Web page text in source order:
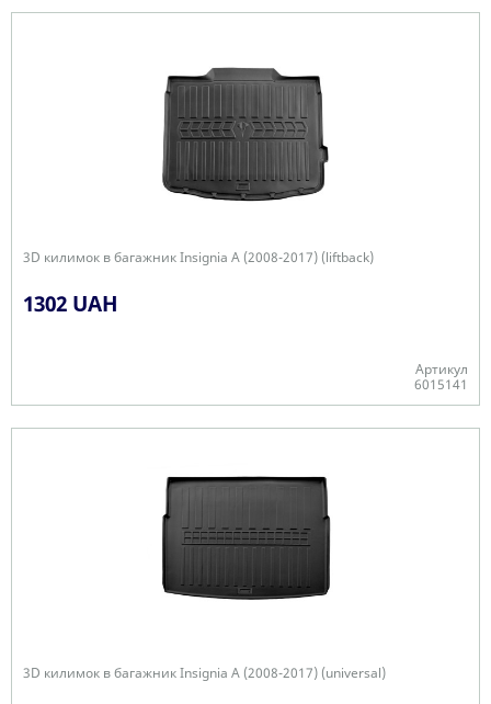
3D килимок в багажник Insignia A (2008-2017) (liftback)
1302 UAH
Артикул
6015141
3D килимок в багажник Insignia A (2008-2017) (universal)